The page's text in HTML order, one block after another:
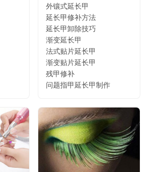
外镶式延长甲
延长甲修补方法
延长甲卸除技巧
渐变延长甲
法式贴片延长甲
渐变贴片延长甲
残甲修补
问题指甲延长甲制作